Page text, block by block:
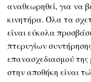
αναθεωρηθεί, για να
κινητήρα. Όλα τα
είναι εύκολα
πτερυγίων
επανασχεδιασμού
στην αποθήκη είναι